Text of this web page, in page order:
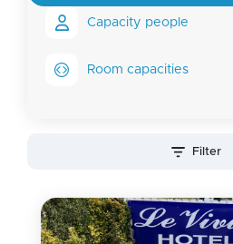
Capacity people
Room capacities
Filter